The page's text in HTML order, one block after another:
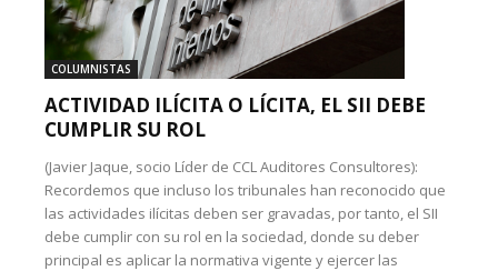
COLUMNISTAS
ACTIVIDAD ILÍCITA O LÍCITA, EL SII DEBE
CUMPLIR SU ROL
(Javier Jaque, socio Líder de CCL Auditores Consultores):
Recordemos que incluso los tribunales han reconocido que
las actividades ilícitas deben ser gravadas, por tanto, el SII
debe cumplir con su rol en la sociedad, donde su deber
principal es aplicar la normativa vigente y ejercer las